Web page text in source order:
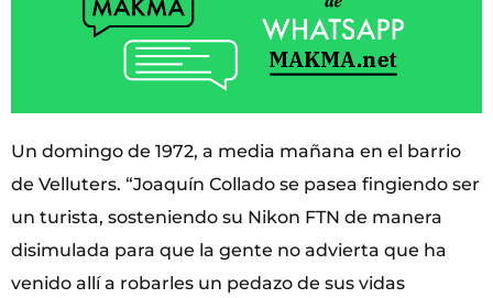
Un domingo de 1972, a media mañana en el barrio
de Velluters. “Joaquín Collado se pasea fingiendo ser
un turista, sosteniendo su Nikon FTN de manera
disimulada para que la gente no advierta que ha
venido allí a robarles un pedazo de sus vidas